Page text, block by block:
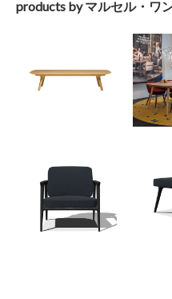
products by マルセル・ワ